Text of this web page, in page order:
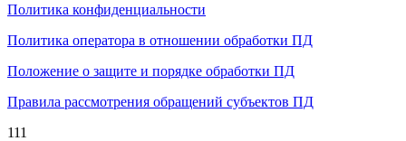
Политика конфиденциальности
Политика оператора в отношении обработки ПД
Положение о защите и порядке обработки ПД
Правила рассмотрения обращений субъектов ПД
111